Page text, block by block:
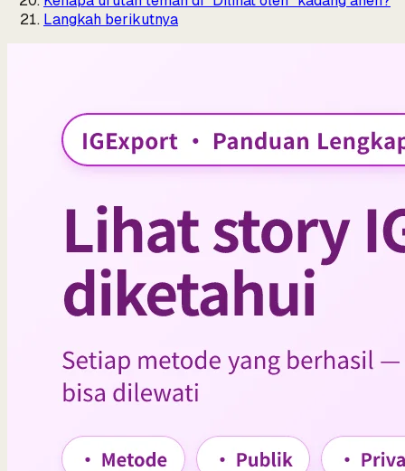
Langkah berikutnya